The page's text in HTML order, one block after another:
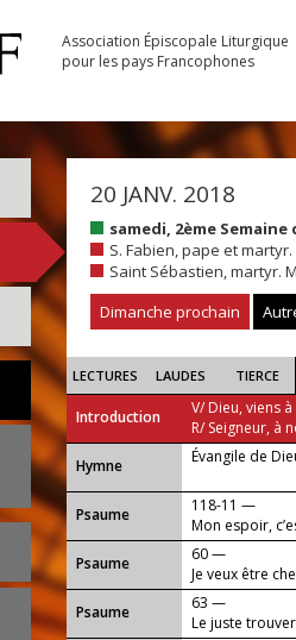
Association Épiscopale Liturgique
pour les pays Francophones
20 JANV. 2018
samedi, 2ème
S. Fabien, pape et
Saint Sébastien, martyr.
Dimanche prochain
LECTURES LAUDES TIERCE
Introduction
V/ Dieu, viens
R/ Seigneur, à
...
Hymne Évangile de
Psaume
118-11 —
Mon espoir,
Psaume
60 —
Je veux être
Psaume
63 —
Le juste